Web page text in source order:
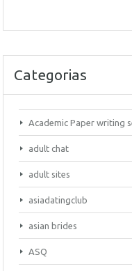
Categorias
Academic Paper writing
adult chat
adult sites
asiadatingclub
asian brides
ASQ